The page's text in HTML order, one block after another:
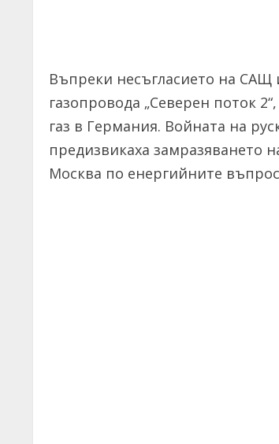
Въпреки несъгласието на
газопровода „Северен поток
газ в Германия. Войната на
предизвикаха замразяването
Москва по енергийните